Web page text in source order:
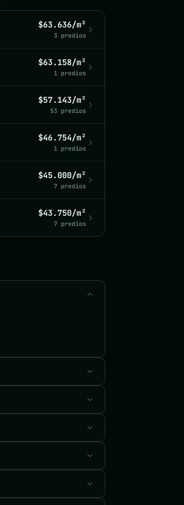
$63.636/m²
3 predios
$63.158/m²
1 predios
$57.143/m²
53 predios
$46.754/m²
1 predios
$45.000/m²
7 predios
$43.750/m²
7 predios